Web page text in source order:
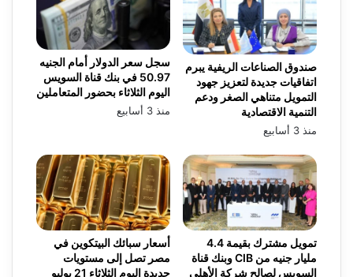
سجل سعر الدولار أمام الجنيه
50.97 في بنك قناة السويس
اليوم الثلاثاء بحضور المتعاملين
منذ 3 أسابيع
صندوق الصناعات الريفية يبرم
اتفاقيات جديدة لتعزيز جهود
التمويل متناهي الصغر ودعم
التنمية الاقتصادية
منذ 3 أسابيع
أسعار سبائك البيتكوين في
مصر تصل إلى مستويات
جديدة اليوم الثلاثاء 21 يوليو
تمويل مشترك بقيمة 4.4
مليار جنيه من CIB وبنك قناة
السويس لصالح شركة الأهلي